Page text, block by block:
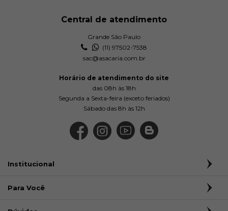
Central de atendimento
Grande São Paulo
(11) 97502-7538
sac@asacaria.com.br
Horário de atendimento do site
das 08h às 18h
Segunda a Sexta-feira (exceto feriados)
Sábado das 8h às 12h
Institucional
Para Você